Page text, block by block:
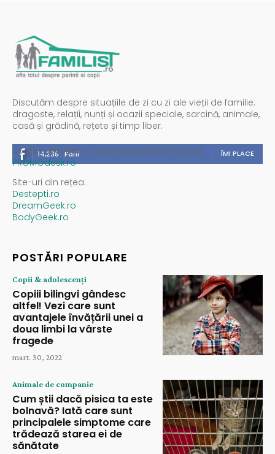
Discutăm despre situațiile de zi cu zi ale vieții de familie:
dragoste, relații, nunți și ocazii speciale, sarcină, animale,
casă și grădină, rețete și timp liber.
14,235 Fani ÎMI PLACE
Spații publicitare / reclamă administrată de
PROMOdesk.ro
Site-uri din rețea:
Destepti.ro
DreamGeek.ro
BodyGeek.ro
POSTĂRI POPULARE
Copii & adolescenți
Copiii bilingvi gândesc
altfel! Vezi care sunt
avantajele învățării unei a
doua limbi la vârste
fragede
mart. 30, 2022
Animale de companie
Cum știi dacă pisica ta este
bolnavă? Iată care sunt
principalele simptome care
trădează starea ei de
sănătate